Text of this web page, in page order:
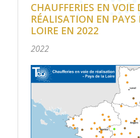
CHAUFFERIES EN VOIE
RÉALISATION EN PAYS
LOIRE EN 2022
2022